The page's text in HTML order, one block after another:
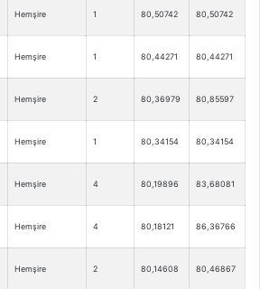
Hemşire 1 80,50742 80,50742
Hemşire 1 80,44271 80,44271
Hemşire 2 80,36979 80,85597
Hemşire 1 80,34154 80,34154
Hemşire 4 80,19896 83,68081
Hemşire 4 80,18121 86,36766
Hemşire 2 80,14608 80,46867